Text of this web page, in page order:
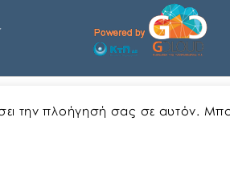
την πλοήγησή σας σε αυτόν.